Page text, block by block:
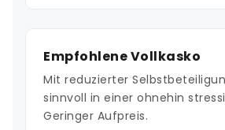
Empfohlene Vollkasko
Mit reduzierter
sinnvoll in einer ohnehin
Geringer Aufpreis.